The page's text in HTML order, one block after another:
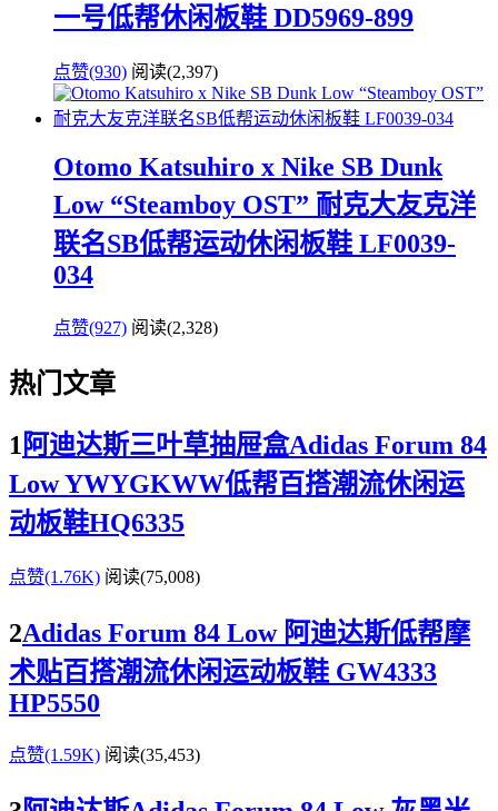
一号低帮休闲板鞋 DD5969-899
点赞(930) 阅读(2,397)
Otomo Katsuhiro x Nike SB Dunk
Low “Steamboy OST” 耐克大友克洋
联名SB低帮运动休闲板鞋 LF0039-
034
点赞(927) 阅读(2,328)
热门文章
1 阿迪达斯三叶草抽屉盒Adidas Forum 84
Low YWYGKWW低帮百搭潮流休闲运
动板鞋HQ6335
点赞(1.76K) 阅读(75,008)
2Adidas Forum 84 Low 阿迪达斯低帮摩
术贴百搭潮流休闲运动板鞋 GW4333
HP5550
点赞(1.59K) 阅读(35,453)